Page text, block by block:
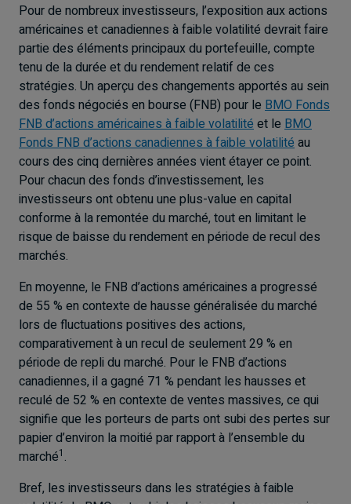
Pour de nombreux investisseurs, l’exposition aux actions
américaines et canadiennes à faible volatilité devrait faire
partie des éléments principaux du portefeuille, compte
tenu de la durée et du rendement relatif de ces
stratégies. Un aperçu des changements apportés au sein
des fonds négociés en bourse (FNB) pour le BMO Fonds
FNB d’actions américaines à faible volatilité et le BMO
Fonds FNB d’actions canadiennes à faible volatilité au
cours des cinq dernières années vient étayer ce point.
Pour chacun des fonds d’investissement, les
investisseurs ont obtenu une plus-value en capital
conforme à la remontée du marché, tout en limitant le
risque de baisse du rendement en période de recul des
marchés.
En moyenne, le FNB d’actions américaines a progressé
de 55 % en contexte de hausse généralisée du marché
lors de fluctuations positives des actions,
comparativement à un recul de seulement 29 % en
période de repli du marché. Pour le FNB d’actions
canadiennes, il a gagné 71 % pendant les hausses et
reculé de 52 % en contexte de ventes massives, ce qui
signifie que les porteurs de parts ont subi des pertes sur
papier d’environ la moitié par rapport à l’ensemble du
marché1.
Bref, les investisseurs dans les stratégies à faible